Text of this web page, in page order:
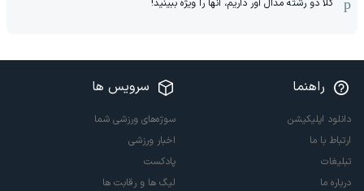
کلا دو‌ رشته مدال آور داریم، آنها را ویژه ببینید!
راهنما
دانلود اپلیکیشن
ارتباط با ما
تبلیغات
درباره ما
سرویس ها
سوژه‌های ورزشی شما
اخبار ورزشی
پادکست
لیگ ها و رقابت ها